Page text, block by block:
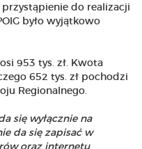
do realizacji
było wyjątkowo
953 tys. zł. Kwota
652 tys. zł pochodzi
Regionalnego.
się wyłącznie na
da się zapisać w